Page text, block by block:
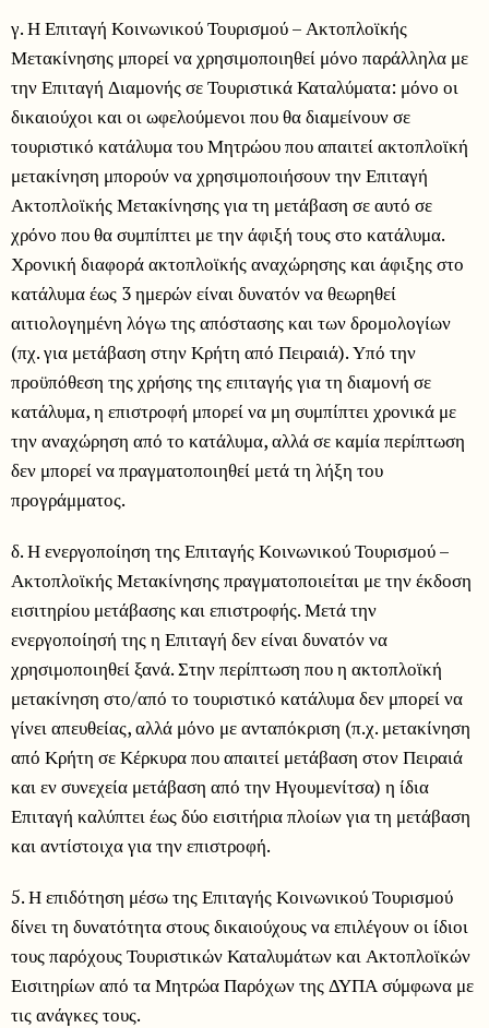
γ. Η Επιταγή Κοινωνικού Τουρισμού – Ακτοπλοϊκής
Μετακίνησης μπορεί να χρησιμοποιηθεί μόνο παράλληλα με
την Επιταγή Διαμονής σε Τουριστικά Καταλύματα: μόνο οι
δικαιούχοι και οι ωφελούμενοι που θα διαμείνουν σε
τουριστικό κατάλυμα του Μητρώου που απαιτεί ακτοπλοϊκή
μετακίνηση μπορούν να χρησιμοποιήσουν την Επιταγή
Ακτοπλοϊκής Μετακίνησης για τη μετάβαση σε αυτό σε
χρόνο που θα συμπίπτει με την άφιξή τους στο κατάλυμα.
Χρονική διαφορά ακτοπλοϊκής αναχώρησης και άφιξης στο
κατάλυμα έως 3 ημερών είναι δυνατόν να θεωρηθεί
αιτιολογημένη λόγω της απόστασης και των δρομολογίων
(πχ. για μετάβαση στην Κρήτη από Πειραιά). Υπό την
προϋπόθεση της χρήσης της επιταγής για τη διαμονή σε
κατάλυμα, η επιστροφή μπορεί να μη συμπίπτει χρονικά με
την αναχώρηση από το κατάλυμα, αλλά σε καμία περίπτωση
δεν μπορεί να πραγματοποιηθεί μετά τη λήξη του
προγράμματος.
δ. Η ενεργοποίηση της Επιταγής Κοινωνικού Τουρισμού –
Ακτοπλοϊκής Μετακίνησης πραγματοποιείται με την έκδοση
εισιτηρίου μετάβασης και επιστροφής. Μετά την
ενεργοποίησή της η Επιταγή δεν είναι δυνατόν να
χρησιμοποιηθεί ξανά. Στην περίπτωση που η ακτοπλοϊκή
μετακίνηση στο/από το τουριστικό κατάλυμα δεν μπορεί να
γίνει απευθείας, αλλά μόνο με ανταπόκριση (π.χ. μετακίνηση
από Κρήτη σε Κέρκυρα που απαιτεί μετάβαση στον Πειραιά
και εν συνεχεία μετάβαση από την Ηγουμενίτσα) η ίδια
Επιταγή καλύπτει έως δύο εισιτήρια πλοίων για τη μετάβαση
και αντίστοιχα για την επιστροφή.
5. Η επιδότηση μέσω της Επιταγής Κοινωνικού Τουρισμού
δίνει τη δυνατότητα στους δικαιούχους να επιλέγουν οι ίδιοι
τους παρόχους Τουριστικών Καταλυμάτων και Ακτοπλοϊκών
Εισιτηρίων από τα Μητρώα Παρόχων της ΔΥΠΑ σύμφωνα με
τις ανάγκες τους.